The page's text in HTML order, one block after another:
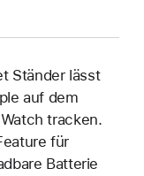
Ständer lässt
auf dem
tracken.
für
Batterie